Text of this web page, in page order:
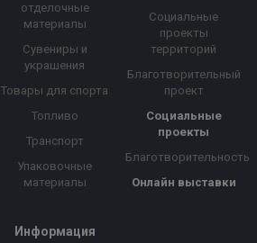
отделочные
материалы
Сувениры и
украшения
Товары для спорта
Топливо
Транспорт
Упаковочные
материалы
Социальные
проекты
территорий
Благотворительный
проект
Социальные
проекты
Благотворительность
Онлайн выставки
Информация